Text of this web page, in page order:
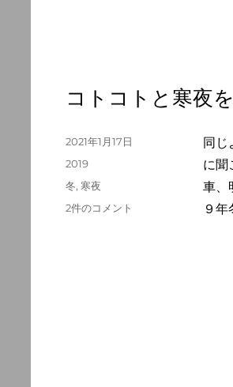
ゆ
夜
か
な
の
コトコトと寒夜
同じ
に聞
車、
９年
投
2021年1月17日
カ
テ
リ
2019
タ
グ
冬, 寒夜
コ
2件のコメント